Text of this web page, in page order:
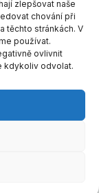
zlepšovat naše
chování při
těchto stránkách. V
používat.
ovlivnit
kdykoliv odvolat.
(1)
(1)